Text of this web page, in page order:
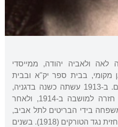
ולאביה יהודה, ממייסדי
בבית ספר יק"א ובבית
הספר החקלאי של האיכרים. ב-1913 עשתה כשנה בדגניה,
עם חלוצי העלייה השנייה. חזרה למושבה ב-1914, ולאחר
בידי הבריטים לתל אביב,
כאשר הורחקו האזרחים מהחזית נגד הטורקים (1918). בשנים